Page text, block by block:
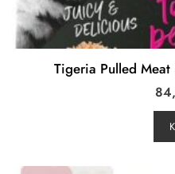
Tigeria Pulled